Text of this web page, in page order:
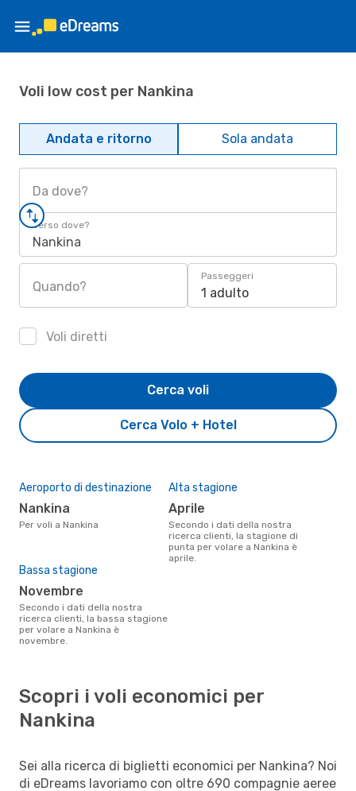
Voli low cost per Nankina
Andata e ritorno Sola andata
Da dove?
Verso dove?
Nankina
Quando?
Passeggeri
1 adulto
Voli diretti
Cerca Volo + Hotel
Cerca voli
Aeroporto di destinazione
Nankina
Per voli a Nankina
Alta stagione
aprile
Secondo i dati della nostra
ricerca clienti, la stagione di
punta per volare a Nankina è
aprile.
Bassa stagione
novembre
Secondo i dati della nostra
ricerca clienti, la bassa stagione
per volare a Nankina è
novembre.
Scopri i voli economici per
Nankina
Sei alla ricerca di biglietti economici per Nankina? Noi
di eDreams lavoriamo con oltre 690 compagnie aeree